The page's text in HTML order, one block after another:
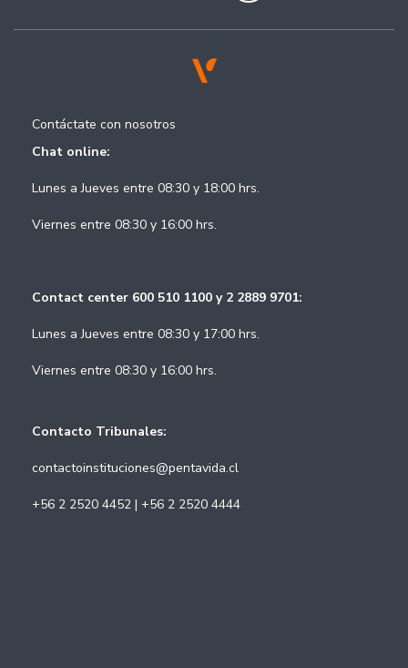
Contáctate con nosotros
Chat online:
Lunes a Jueves entre 08:30 y 18:00 hrs.
Viernes entre 08:30 y 16:00 hrs.
Contact center 600 510 1100 y 2 2889 9701:
Lunes a Jueves entre 08:30 y 17:00 hrs.
Viernes entre 08:30 y 16:00 hrs.
Contacto Tribunales:
contactoinstituciones@pentavida.cl
+56 2 2520 4452 | +56 2 2520 4444